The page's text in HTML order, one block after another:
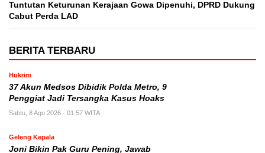
Tuntutan Keturunan Kerajaan Gowa Dipenuhi, DPRD Dukung
Cabut Perda LAD
BERITA TERBARU
Hukrim
37 Akun Medsos Dibidik Polda Metro, 9
Penggiat Jadi Tersangka Kasus Hoaks
Sabtu, 8 Agu 2026 - 01:57 WITA
Geleng Kepala
Joni Bikin Pak Guru Pening, Jawab